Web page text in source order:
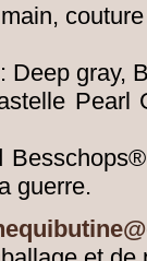
Deep gray,
Pearl
guerre.